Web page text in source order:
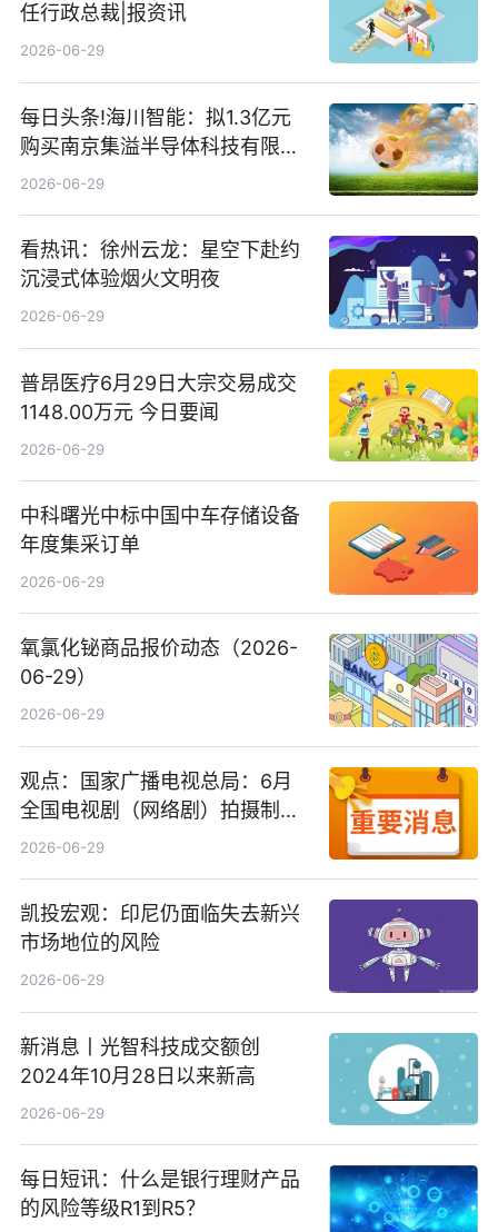
任行政总裁|报资讯
2026-06-29
每日头条!海川智能：拟1.3亿元
购买南京集溢半导体科技有限公
司15.3%股权
2026-06-29
看热讯：徐州云龙：星空下赴约
沉浸式体验烟火文明夜
2026-06-29
普昂医疗6月29日大宗交易成交
1148.00万元 今日要闻
2026-06-29
中科曙光中标中国中车存储设备
年度集采订单
2026-06-29
氧氯化铋商品报价动态（2026-
06-29）
2026-06-29
观点：国家广播电视总局：6月
全国电视剧（网络剧）拍摄制作
备案公示剧目197部
2026-06-29
凯投宏观：印尼仍面临失去新兴
市场地位的风险
2026-06-29
新消息丨光智科技成交额创
2024年10月28日以来新高
2026-06-29
每日短讯：什么是银行理财产品
的风险等级R1到R5？